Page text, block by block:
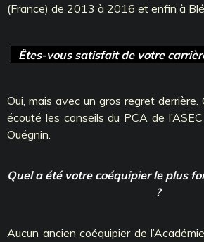
(France) de 2013 à 2016 et enfin à
Êtes-vous satisfait de votre
Oui, mais avec un gros regret
écouté les conseils du PCA de
Ouégnin.
Quel a été votre coéquipier le plus
?
Aucun ancien coéquipier de